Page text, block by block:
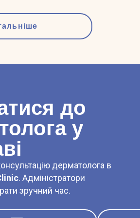
до
у
дерматолога в
. Адміністратори
зручний час.